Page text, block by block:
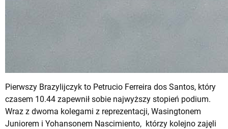
Pierwszy Brazylijczyk to Petrucio Ferreira dos Santos, który
czasem 10.44 zapewnił sobie najwyższy stopień podium.
Wraz z dwoma kolegami z reprezentacji, Wasingtonem
Juniorem i Yohansonem Nascimiento, którzy kolejno zajęli